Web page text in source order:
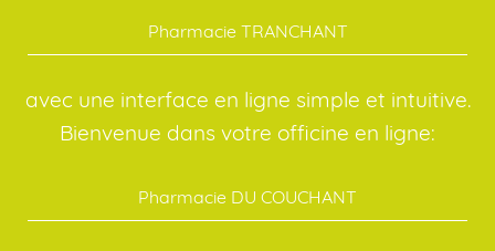
Pharmacie TRANCHANT
avec une interface en ligne simple et intuitive.
Bienvenue dans votre officine en ligne:
Pharmacie DU COUCHANT